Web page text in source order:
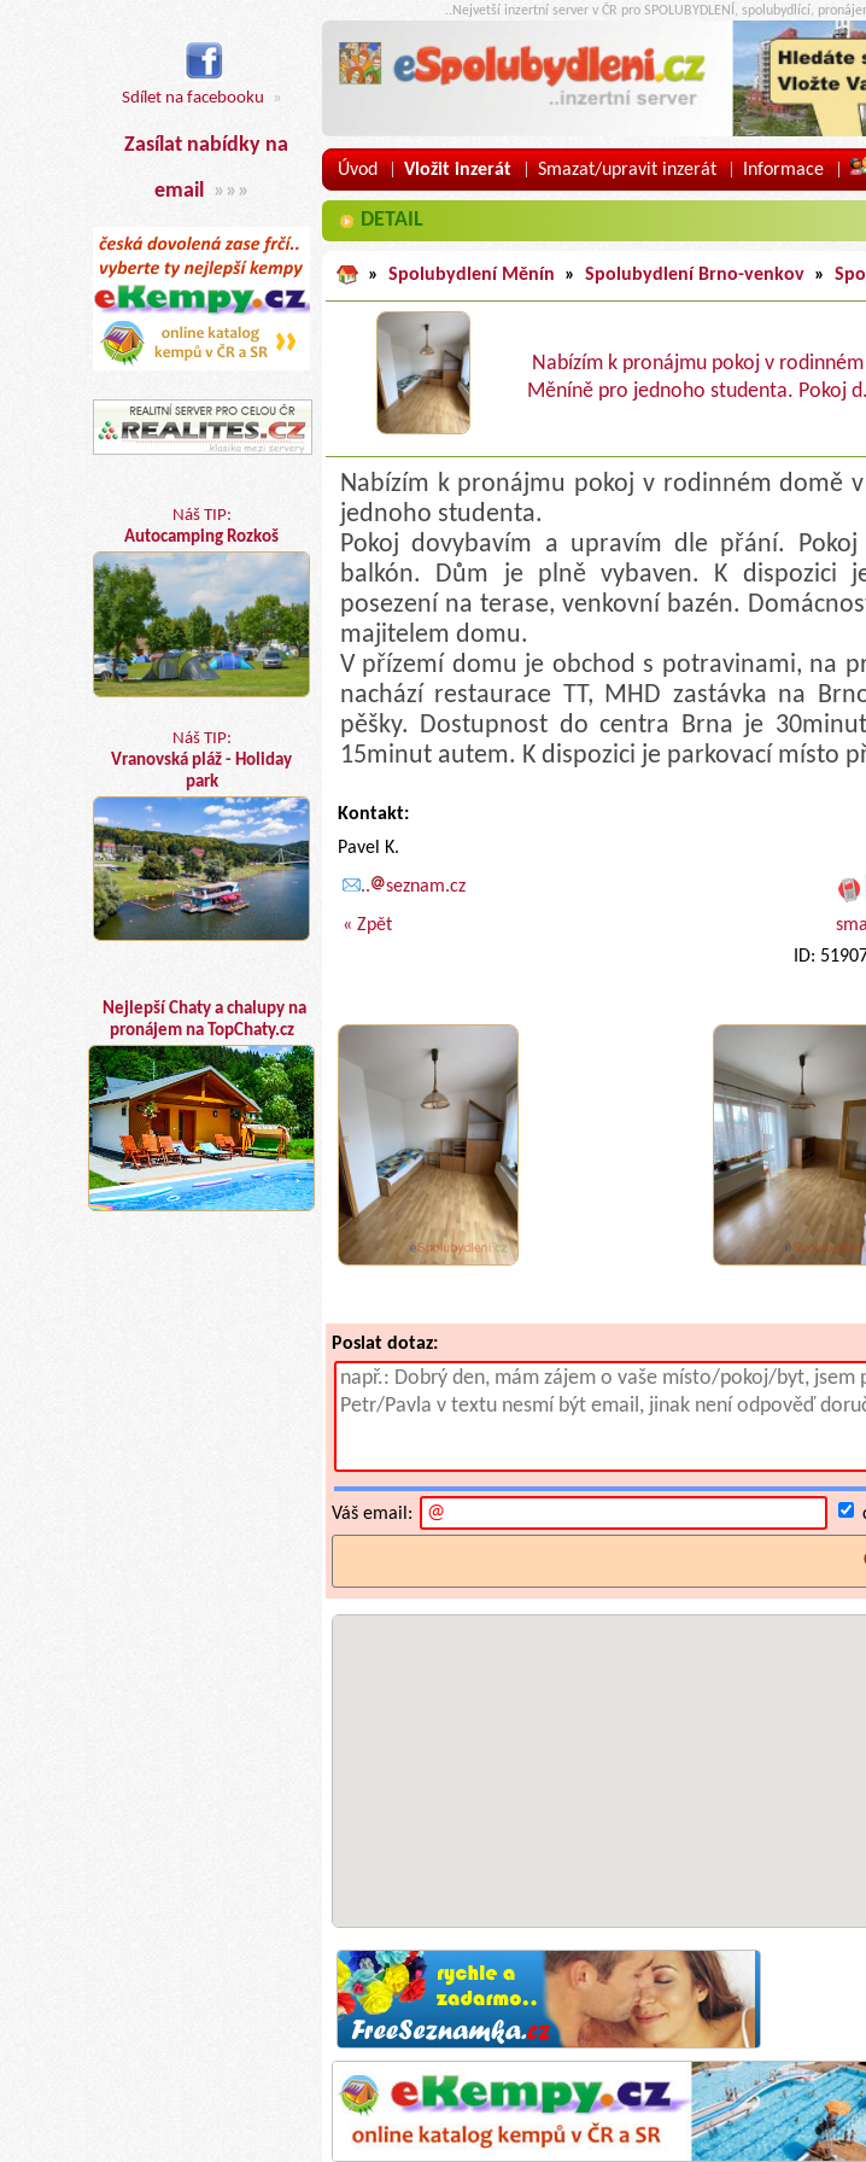
Sdílet na facebooku »
Zasílat nabídky na
email »»»
Náš TIP:
Autocamping Rozkoš
Náš TIP:
Vranovská pláž - Holiday
park
Nejlepší Chaty a chalupy na
pronájem na TopChaty.cz
..Nejvetší inzertní server v ČR pro SPOLUBYDLENÍ, spolubydlící,
Úvod | Vložit inzerát | Smazat/upravit inzerát | Informace |
DETAIL
» Spolubydlení Měnín » Spolubydlení Brno-venkov »
Nabízím k pronájmu pokoj v
Měníně pro jednoho studenta. Pokoj
Nabízím k pronájmu pokoj v rodinném domě
jednoho studenta.
Pokoj dovybavím a upravím dle přání.
balkón. Dům je plně vybaven. K dispozici
posezení na terase, venkovní bazén.
majitelem domu.
V přízemí domu je obchod s potravinami, na
nachází restaurace TT, MHD zastávka na
pěšky. Dostupnost do centra Brna je
15minut autem. K dispozici je parkovací místo
Kontakt:
Pavel K.
..
seznam.cz
« Zpět
ID:
Poslat dotaz:
Váš email: